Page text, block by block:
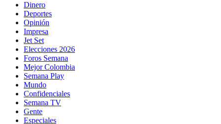
Dinero
Deportes
Opinión
Impresa
Jet Set
Elecciones 2026
Foros Semana
Mejor Colombia
Semana Play
Mundo
Confidenciales
Semana TV
Gente
Especiales